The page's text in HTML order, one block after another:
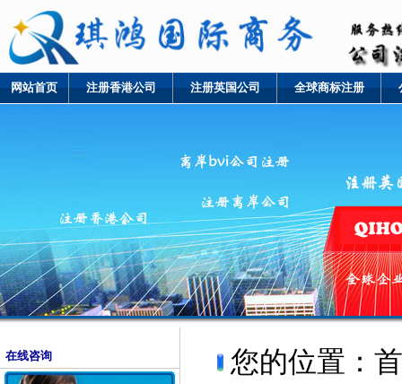
网站首页 注册香港公司 注册英国公司 全球商标注册
在线咨询 您的位置：